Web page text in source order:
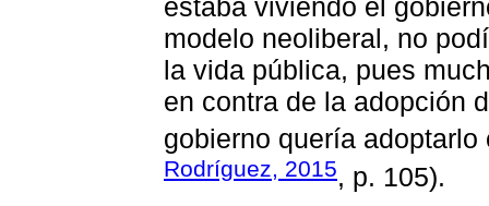
estaba viviendo el
modelo neoliberal, no
la vida pública, pues
en contra de la adopción
gobierno quería adoptarlo
Rodríguez, 2015, p. 105).